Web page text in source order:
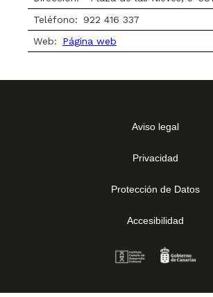
Teléfono:
922 416 337
Web:
Página web
Aviso legal
Privacidad
Protección de Datos
Accesibilidad